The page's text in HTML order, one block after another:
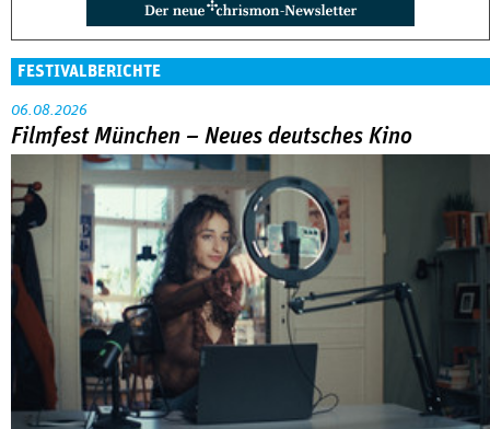
FESTIVALBERICHTE
06.08.2026
Filmfest München – Neues deutsches Kino